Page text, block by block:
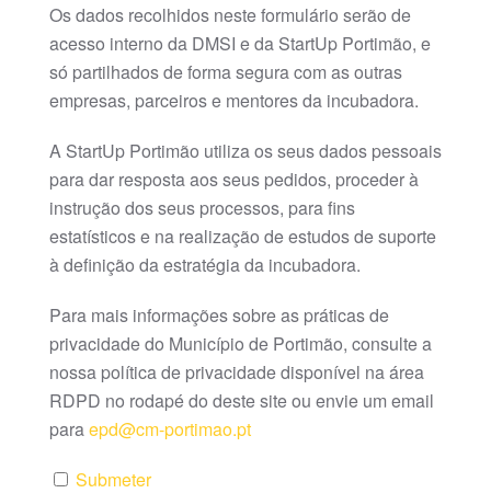
Os dados recolhidos neste formulário serão de
acesso interno da DMSI e da StartUp Portimão, e
só partilhados de forma segura com as outras
empresas, parceiros e mentores da incubadora.
A StartUp Portimão utiliza os seus dados pessoais
para dar resposta aos seus pedidos, proceder à
instrução dos seus processos, para fins
estatísticos e na realização de estudos de suporte
à definição da estratégia da incubadora.
Para mais informações sobre as práticas de
privacidade do Município de Portimão, consulte a
nossa política de privacidade disponível na área
RDPD no rodapé do deste site ou envie um email
paraepd@cm-portimao.pt
Submeter